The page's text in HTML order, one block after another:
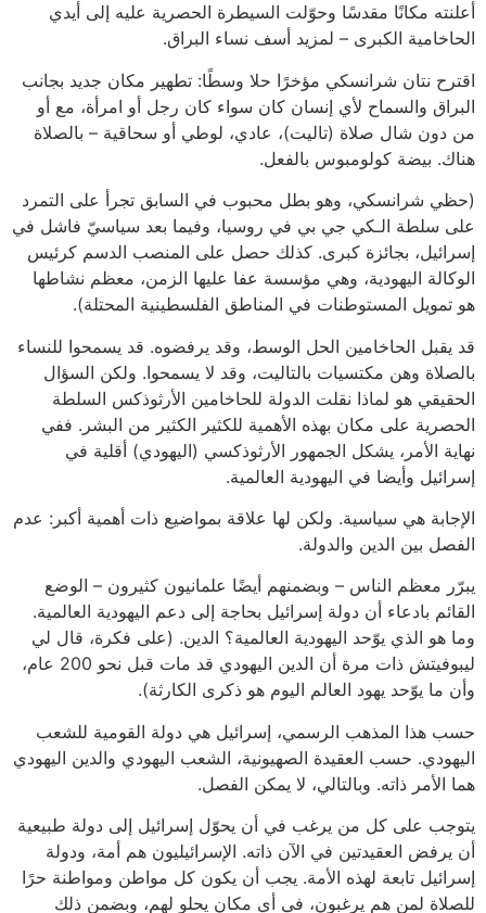
أعلنته مكانًا مقدسًا وحوّلت السيطرة الحصرية عليه إلى أيدي
الحاخامية الكبرى – لمزيد أسف نساء البراق.
اقترح نتان شرانسكي مؤخرًا حلا وسطًا: تطهير مكان جديد بجانب
البراق والسماح لأي إنسان كان سواء كان رجل أو امرأة، مع أو
من دون شال صلاة (تاليت)، عادي، لوطي أو سحاقية – بالصلاة
هناك. بيضة كولومبوس بالفعل.
(حظي شرانسكي، وهو بطل محبوب في السابق تجرأ على التمرد
على سلطة الـكي جي بي في روسيا، وفيما بعد سياسيّ فاشل في
إسرائيل، بجائزة كبرى. كذلك حصل على المنصب الدسم كرئيس
الوكالة اليهودية، وهي مؤسسة عفا عليها الزمن، معظم نشاطها
هو تمويل المستوطنات في المناطق الفلسطينية المحتلة).
قد يقبل الحاخامين الحل الوسط، وقد يرفضوه. قد يسمحوا للنساء
بالصلاة وهن مكتسيات بالتاليت، وقد لا يسمحوا. ولكن السؤال
الحقيقي هو لماذا نقلت الدولة للحاخامين الأرثوذكس السلطة
الحصرية على مكان بهذه الأهمية للكثير الكثير من البشر. ففي
نهاية الأمر، يشكل الجمهور الأرثوذكسي (اليهودي) أقلية في
إسرائيل وأيضا في اليهودية العالمية.
الإجابة هي سياسية. ولكن لها علاقة بمواضيع ذات أهمية أكبر: عدم
الفصل بين الدين والدولة.
يبرّر معظم الناس – وبضمنهم أيضًا علمانيون كثيرون – الوضع
القائم بادعاء أن دولة إسرائيل بحاجة إلى دعم اليهودية العالمية.
وما هو الذي يوّحد اليهودية العالمية؟ الدين. (على فكرة، قال لي
ليبوفيتش ذات مرة أن الدين اليهودي قد مات قبل نحو 200 عام،
وأن ما يوّحد يهود العالم اليوم هو ذكرى الكارثة).
حسب هذا المذهب الرسمي، إسرائيل هي دولة القومية للشعب
اليهودي. حسب العقيدة الصهيونية، الشعب اليهودي والدين اليهودي
هما الأمر ذاته. وبالتالي، لا يمكن الفصل.
يتوجب على كل من يرغب في أن يحوّل إسرائيل إلى دولة طبيعية
أن يرفض العقيدتين في الآن ذاته. الإسرائيليون هم أمة، ودولة
إسرائيل تابعة لهذه الأمة. يجب أن يكون كل مواطن ومواطنة حرًا
للصلاة لمن هم يرغبون، في أي مكان يحلو لهم، وبضمن ذلك